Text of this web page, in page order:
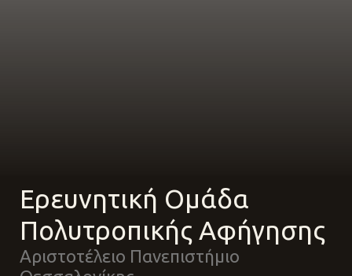
Eρευνητική Oμάδα
Πολυτροπικής Αφήγησης
Αριστοτέλειο Πανεπιστήμιο